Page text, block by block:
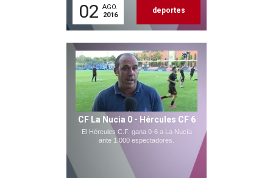
02 AGO.
2016
deportes
CF La Nucia 0 - Hércules CF 6
El Hércules C.F. gana 0-6 a La Nucía
ante 1.000 espectadores.